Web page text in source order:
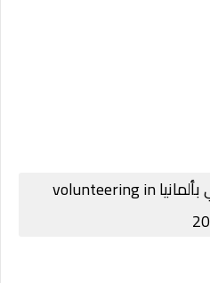
التسجيل في العمل التطوعي بألمانيا volunteering in